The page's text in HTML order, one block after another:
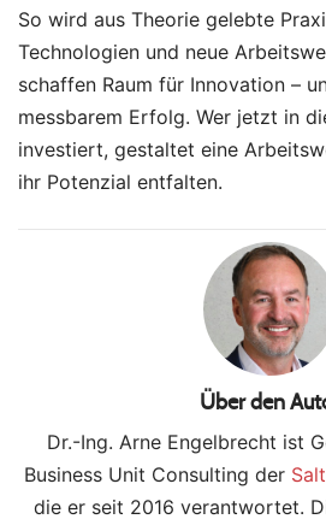
So wird aus Theorie gelebte
Technologien und neue
schaffen Raum für Innovation –
messbarem Erfolg. Wer jetzt in
investiert, gestaltet eine
ihr Potenzial entfalten.
Über den
Dr.-Ing. Arne Engelbrecht ist
Business Unit Consulting der
die er seit 2016 verantwortet.